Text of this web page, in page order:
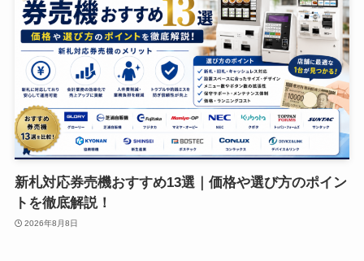
新札対応券売機おすすめ13選｜価格や選び方のポイン
トを徹底解説！
2026年8月8日